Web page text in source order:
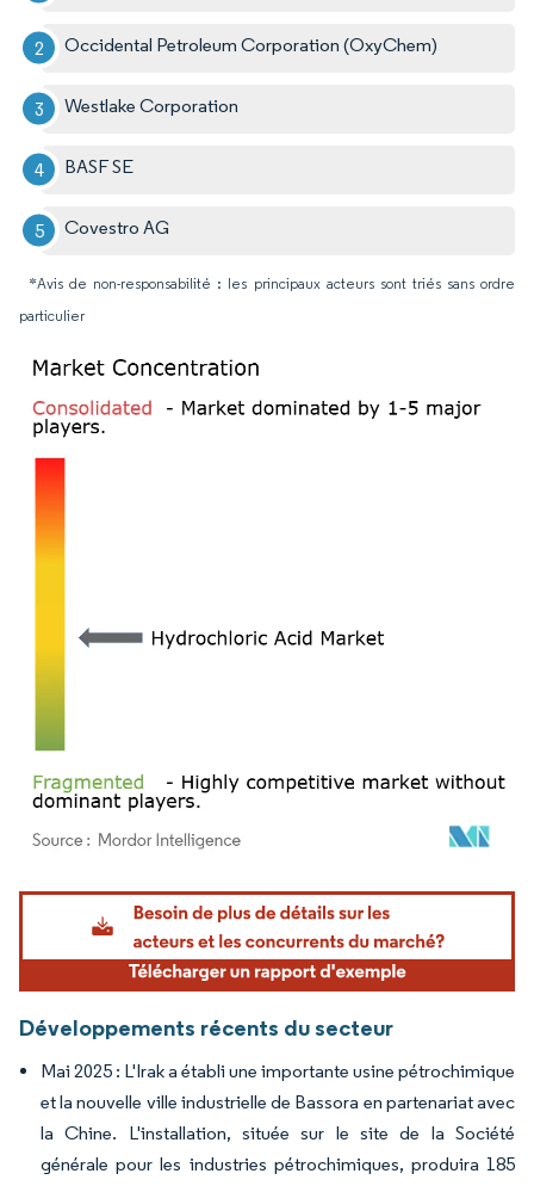
Occidental Petroleum Corporation (OxyChem)
Westlake Corporation
BASF SE
Covestro AG
*Avis de non-responsabilité : les principaux acteurs sont triés sans ordre
particulier
Image © Mordor Intelligence. La réutilisation nécessite une attribution sous CC BY
Développements récents du secteur
Mai 2025 : L'Irak a établi une importante usine pétrochimique
et la nouvelle ville industrielle de Bassora en partenariat avec
la Chine. L'installation, située sur le site de la Société
générale pour les industries pétrochimiques, produira 185